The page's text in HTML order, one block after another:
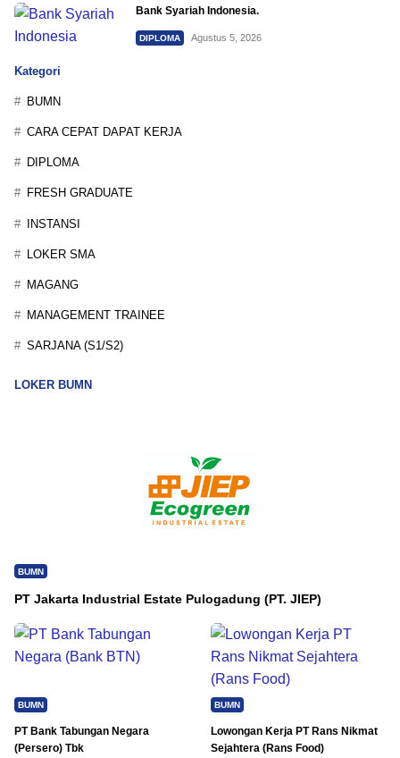
Bank Syariah Indonesia.
DIPLOMA Agustus 5, 2026
Kategori
BUMN
CARA CEPAT DAPAT KERJA
DIPLOMA
FRESH GRADUATE
INSTANSI
LOKER SMA
MAGANG
MANAGEMENT TRAINEE
SARJANA (S1/S2)
LOKER BUMN
BUMN
PT Jakarta Industrial Estate Pulogadung (PT. JIEP)
BUMN
PT Bank Tabungan Negara
(Persero) Tbk
BUMN
Lowongan Kerja PT Rans Nikmat
Sejahtera (Rans Food)